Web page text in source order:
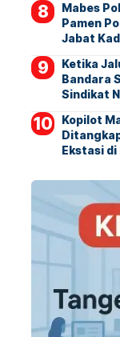
Mabes
Pamen
Jabat
Ketika
Bandara
Sindikat
Kopilot
Ekstasi